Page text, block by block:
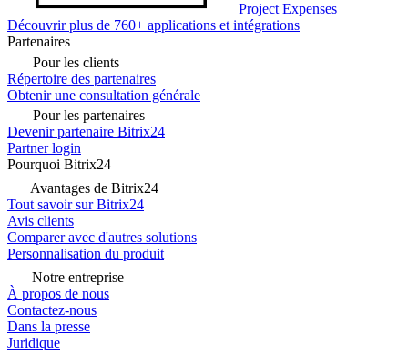
Project Expenses
Découvrir plus de 760+ applications et intégrations
Partenaires
Pour les clients
Répertoire des partenaires
Obtenir une consultation générale
Pour les partenaires
Devenir partenaire Bitrix24
Partner login
Pourquoi Bitrix24
Avantages de Bitrix24
Tout savoir sur Bitrix24
Avis clients
Comparer avec d'autres solutions
Personnalisation du produit
Notre entreprise
À propos de nous
Contactez-nous
Dans la presse
Juridique